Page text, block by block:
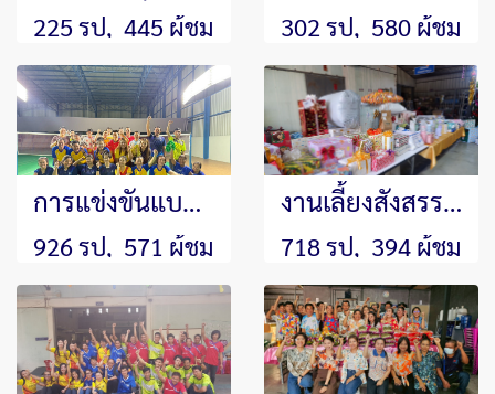
225 รูป, 445 ผู้ชม 302 รูป, 580 ผู้ชม
การแข่งขันแบดมินตันภายในประจำปี 2568
926 รูป, 571 ผู้ชม
งานเลี้ยงสังสรรค์และกิจกรรมส่งท้ายปีเก่าต้อนรับปีใหม่ ประจำปี 2568
718 รูป, 394 ผู้ชม